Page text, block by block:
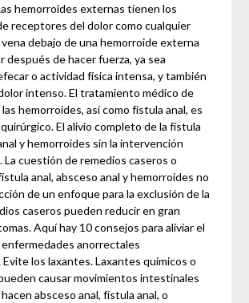
hemorroides externas tienen los
receptores del dolor como cualquier
debajo de una hemorroide externa
después de hacer fuerza, ya sea
o actividad física intensa, y también
intenso. El tratamiento médico de
hemorroides, así como fístula anal, es
El alivio completo de la fístula
y hemorroides sin la intervención
La cuestión de remedios caseros o
anal, absceso anal y hemorroides no
de un enfoque para la exclusión de la
caseros pueden reducir en gran
Aquí hay 10 consejos para aliviar el
anorrectales
los laxantes. Laxantes químicos o
causar movimientos intestinales
absceso anal, fístula anal, o